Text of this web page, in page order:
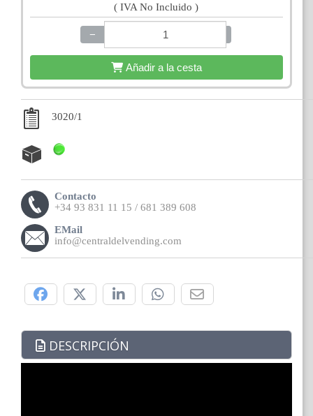
( IVA No Incluido )
−
Añadir a la cesta
3020/1
Contacto
+34 93 831 11 15 / 681 389 608
EMail
info@centraldelvending.com
DESCRIPCIÓN